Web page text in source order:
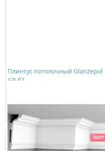
Плинтус потолочный Glanzepol
GP-87
ХИТ!